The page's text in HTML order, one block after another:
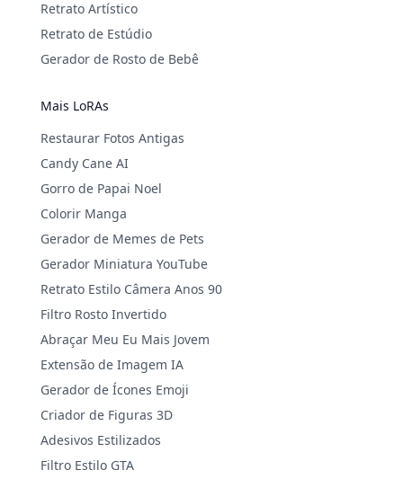
Retrato Artístico
Retrato de Estúdio
Gerador de Rosto de Bebê
Mais LoRAs
Restaurar Fotos Antigas
Candy Cane AI
Gorro de Papai Noel
Colorir Manga
Gerador de Memes de Pets
Gerador Miniatura YouTube
Retrato Estilo Câmera Anos 90
Filtro Rosto Invertido
Abraçar Meu Eu Mais Jovem
Extensão de Imagem IA
Gerador de Ícones Emoji
Criador de Figuras 3D
Adesivos Estilizados
Filtro Estilo GTA